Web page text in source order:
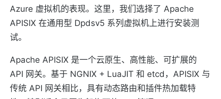
Azure 虚拟机的表现。这里，我们选择了 Apache
APISIX 在通用型 Dpdsv5 系列虚拟机上进行安装测
试。
Apache APISIX 是一个云原生、高性能、可扩展的
API 网关。基于 NGNIX + LuaJIT 和 etcd，APISIX 与
传统 API 网关相比，具有动态路由和插件热加载特